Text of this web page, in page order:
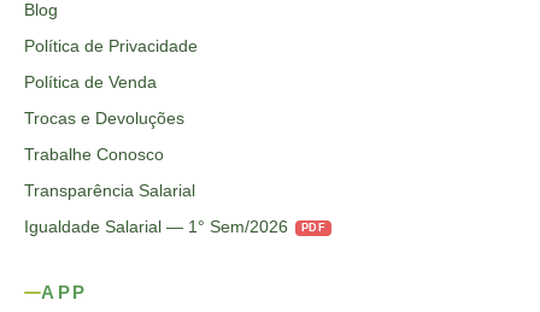
Blog
Política de Privacidade
Política de Venda
Trocas e Devoluções
Trabalhe Conosco
Transparência Salarial
Igualdade Salarial — 1° Sem/2026
PDF
APP